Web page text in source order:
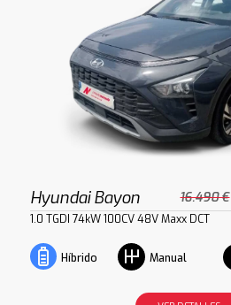
Hyundai Bayon 16.490 €
1.0 TGDI 74kW 100CV 48V Maxx DCT
Híbrido Manual